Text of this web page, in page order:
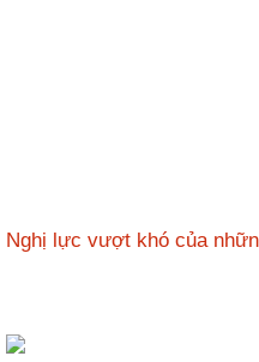
Nghị lực vượt khó của